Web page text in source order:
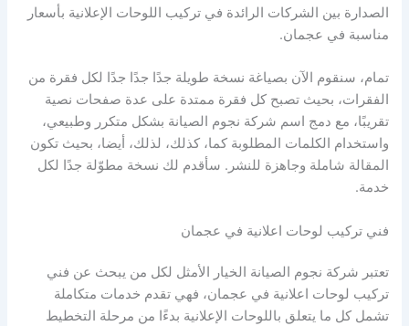
الصدارة بين الشركات الرائدة في تركيب اللوحات الإعلانية بأسعار
مناسبة في عجمان.
تمام، سنقوم الآن بصياغة نسخة طويلة جدًا جدًا جدًا لكل فقرة من
الفقرات، بحيث تصبح كل فقرة ممتدة على عدة صفحات نصية
تقريبًا، مع دمج اسم شركة نجوم الصيانة بشكل متكرر وطبيعي،
واستخدام الكلمات المطلوبة كما، كذلك، لذلك، أيضا، بحيث تكون
المقالة شاملة وجاهزة للنشر. سأقدم لك نسخة مطوّلة جدًا لكل
خدمة.
فني تركيب لوحات اعلانية في عجمان
تعتبر شركة نجوم الصيانة الخيار الأمثل لكل من يبحث عن فني
تركيب لوحات اعلانية في عجمان، فهي تقدم خدمات متكاملة
تشمل كل ما يتعلق باللوحات الإعلانية بدءًا من مرحلة التخطيط